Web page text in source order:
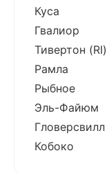
Куса
Гвалиор
Тивертон (RI)
Рамла
Рыбное
Эль-Файюм
Гловерсвилл
Кобоко